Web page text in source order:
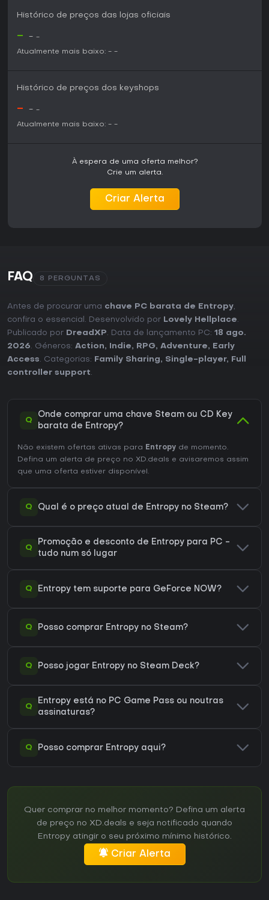
Histórico de preços das lojas oficiais
- - -
Atualmente mais baixo: - -
Histórico de preços dos keyshops
- - -
Atualmente mais baixo: - -
À espera de uma oferta melhor?
Crie um alerta.
Criar Alerta
FAQ 8 PERGUNTAS
Antes de procurar uma chave PC barata de Entropy,
confira o essencial. Desenvolvido por Lovely Hellplace.
Publicado por DreadXP. Data de lançamento PC: 18 ago.
2026. Géneros: Action, Indie, RPG, Adventure,
Early
Access. Categorias: Family Sharing, Single-player,
Full
controller support.
Q
Onde comprar uma chave Steam ou CD Key
barata de Entropy?
Não existem ofertas ativas para Entropy de momento.
Defina um alerta de preço no XD.deals e avisaremos assim
que uma oferta estiver disponível.
Q Qual é o preço atual de Entropy no Steam?
Q
Promoção e desconto de Entropy para PC -
tudo num só lugar
Q Entropy tem suporte para GeForce NOW?
Q Posso comprar Entropy no Steam?
Q Posso jogar Entropy no Steam Deck?
Q
Entropy está no PC Game Pass ou noutras
assinaturas?
Q Posso comprar Entropy aqui?
Quer comprar no melhor momento? Defina um alerta
de preço no XD.deals e seja notificado quando
Entropy atingir o seu próximo mínimo histórico.
Criar Alerta